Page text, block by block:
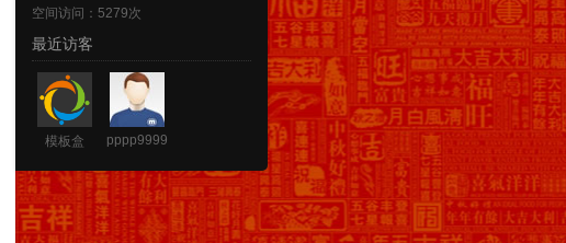
空间访问：5279次
最近访客
模板盒 pppp9999